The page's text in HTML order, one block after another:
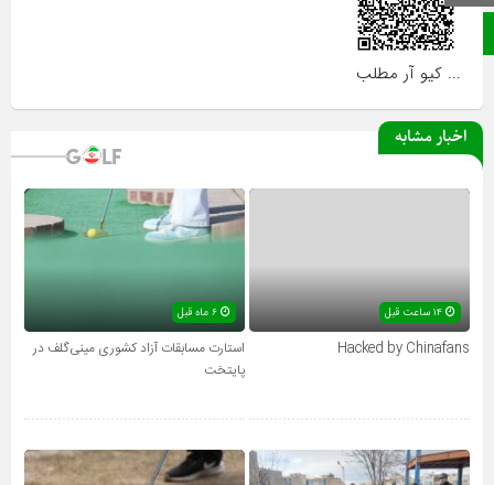
صفحه نخست
... کیو آر مطلب
اخبار مشابه
۱۴ ساعت قبل
Hacked by Chinafans
استارت مسابقات آزاد کشوری مینی‌گلف در
پایتخت